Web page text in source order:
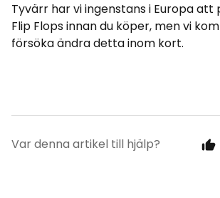
Tyvärr har vi ingenstans i Europa att
Flip Flops innan du köper, men vi
försöka ändra detta inom kort.
Var denna artikel till hjälp?